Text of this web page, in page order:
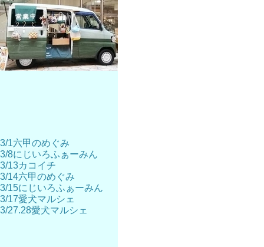
3/1六甲のめぐみ
3/8にじいろふぁーみん
3/13カコイチ
3/14六甲のめぐみ
3/15にじいろふぁーみん
3/17愛犬マルシェ
3/27.28愛犬マルシェ